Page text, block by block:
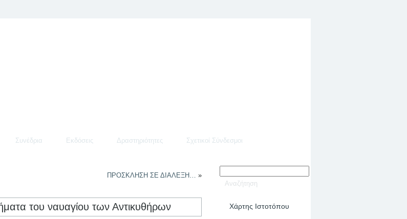
Συνέδρια Εκδόσεις Δραστηριότητες
Σχετικοί Σύνδεσμοι
ΠΡΟΣΚΛΗΣΗ ΣΕ ΔΙΑΛΕΞΗ… »
του ναυαγίου των Αντικυθήρων Χάρτης Ιστοτόπου